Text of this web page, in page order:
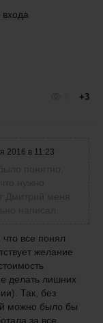
+3
2016 в 11:23
все понял
желание
делать лишних
Так, без
можно было бы
за все